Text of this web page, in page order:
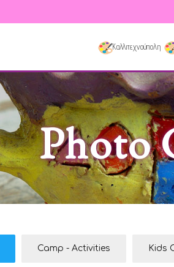
Καλλιτεχνούπολη
Photo
Camp - Activities Kids